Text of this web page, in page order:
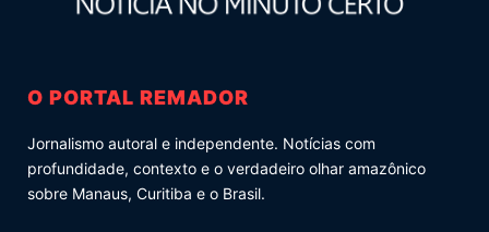
O PORTAL REMADOR
Jornalismo autoral e independente. Notícias com
profundidade, contexto e o verdadeiro olhar amazônico
sobre Manaus, Curitiba e o Brasil.